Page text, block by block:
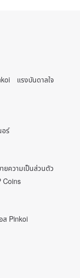
แรงบันดาลใจ
อร์
ยความเป็นส่วนตัว
Coins
ส Pinkoi